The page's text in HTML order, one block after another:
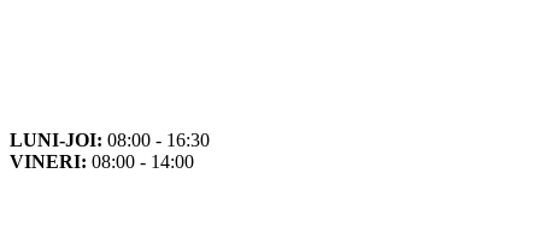
LUNI-JOI: 08:00 - 16:30
VINERI: 08:00 - 14:00